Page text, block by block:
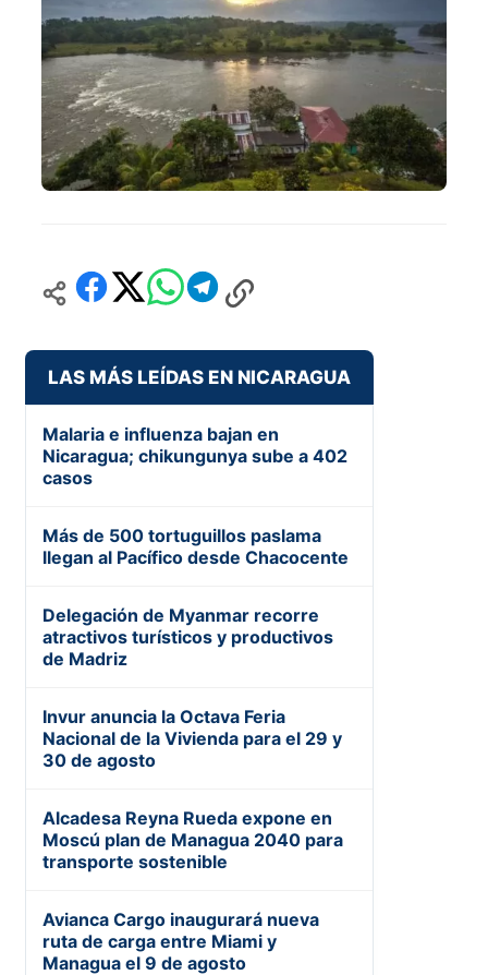
LAS MÁS LEÍDAS EN NICARAGUA
Malaria e influenza bajan en
Nicaragua; chikungunya sube a 402
casos
Más de 500 tortuguillos paslama
llegan al Pacífico desde Chacocente
Delegación de Myanmar recorre
atractivos turísticos y productivos
de Madriz
Invur anuncia la Octava Feria
Nacional de la Vivienda para el 29 y
30 de agosto
Alcadesa Reyna Rueda expone en
Moscú plan de Managua 2040 para
transporte sostenible
Avianca Cargo inaugurará nueva
ruta de carga entre Miami y
Managua el 9 de agosto